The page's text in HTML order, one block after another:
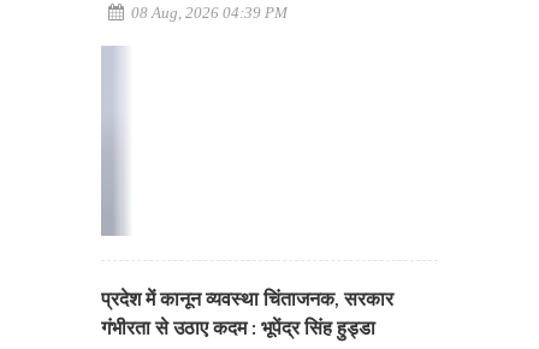
08 Aug, 2026 04:39 PM
प्रदेश में कानून व्यवस्था चिंताजनक, सरकार
गंभीरता से उठाए कदम : भूपेंद्र सिंह हुड्डा